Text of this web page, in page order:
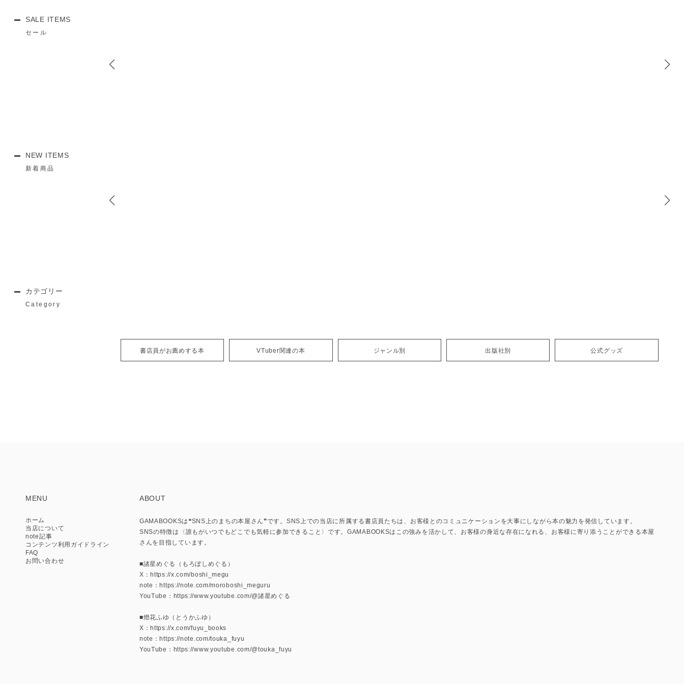
SALE ITEMS
セール
NEW ITEMS
新着商品
カテゴリー
Category
書店員がお薦めする本 VTuber関連の本 ジャンル別 出版社別 公式グッズ
ABOUT
GAMABOOKSは❝SNS上のまちの本屋さん❞です。SNS上での当店に所属する書店員たちは、お客様とのコミュニケーションを大事にしながら本の魅力を発信しています。
SNSの特徴は〈誰もがいつでもどこでも気軽に参加できること〉です。GAMABOOKSはこの強みを活かして、お客様の身近な存在になれる、お客様に寄り添うことができる本屋
さんを目指しています。
■諸星めぐる（もろぼしめぐる）
X：https://x.com/boshi_megu
note：https://note.com/moroboshi_meguru
YouTube：https://www.youtube.com/@諸星めぐる
■燈花ふゆ（とうかふゆ）
X：https://x.com/fuyu_books
note：https://note.com/touka_fuyu
YouTube：https://www.youtube.com/@touka_fuyu
MENU
ホーム
当店について
note記事
コンテンツ利用ガイドライン
FAQ
お問い合わせ